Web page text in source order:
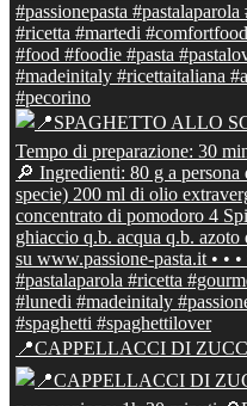
📍CAPPELLACCI DI